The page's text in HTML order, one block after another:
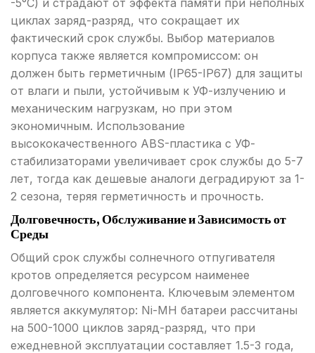
-5°C) и страдают от эффекта памяти при неполных
циклах заряд-разряд, что сокращает их
фактический срок службы. Выбор материалов
корпуса также является компромиссом: он
должен быть герметичным (IP65-IP67) для защиты
от влаги и пыли, устойчивым к УФ-излучению и
механическим нагрузкам, но при этом
экономичным. Использование
высококачественного ABS-пластика с УФ-
стабилизаторами увеличивает срок службы до 5-7
лет, тогда как дешевые аналоги деградируют за 1-
2 сезона, теряя герметичность и прочность.
Долговечность, Обслуживание и Зависимость от
Среды
Общий срок службы солнечного отпугивателя
кротов определяется ресурсом наименее
долговечного компонента. Ключевым элементом
является аккумулятор: Ni-MH батареи рассчитаны
на 500-1000 циклов заряд-разряд, что при
ежедневной эксплуатации составляет 1.5-3 года,